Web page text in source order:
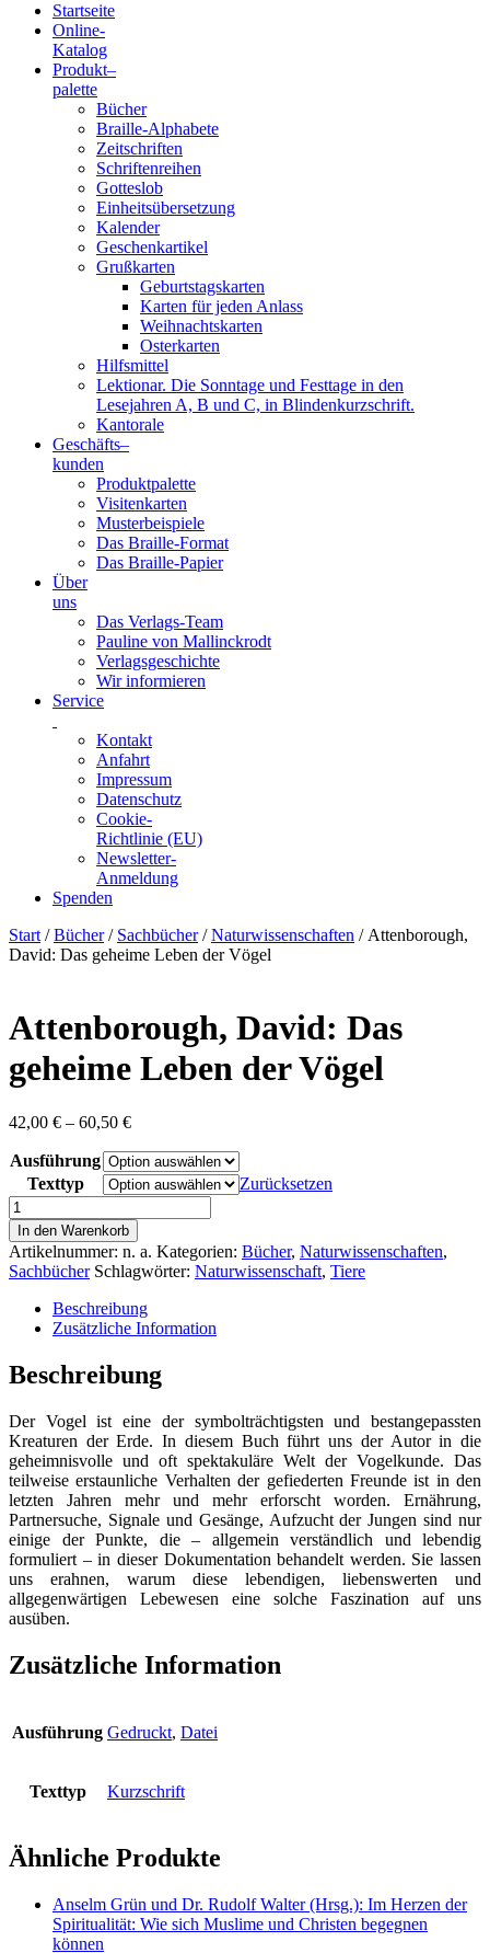
Blindenschrift-
Verlag
Druckerei
gGmbH
Startseite
Online-
Katalog
Produkt–
palette
Bücher
Braille-Alphabete
Zeitschriften
Schriftenreihen
Gotteslob
Einheitsübersetzung
Kalender
Geschenkartikel
Grußkarten
Geburtstagskarten
Karten für jeden Anlass
Weihnachtskarten
Osterkarten
Hilfsmittel
Lektionar. Die Sonntage und Festtage in den
Lesejahren A, B und C, in Blindenkurzschrift.
Kantorale
Geschäfts­–
kunden
Produktpalette
Visitenkarten
Musterbeispiele
Das Braille-Format
Das Braille-Papier
Über
uns
Das Verlags-Team
Pauline von Mallinckrodt
Verlagsgeschichte
Wir informieren
Service
Kontakt
Anfahrt
Impressum
Datenschutz
Cookie-
Richtlinie (EU)
Newsletter-
Anmeldung
Spenden
Skip
to
Start /Bücher/ Sachbücher/Naturwissenschaften / Attenborough,
David: Das geheime Leben der Vögel
Attenborough, David: Das
geheime Leben der Vögel
42,00 € – 60,50 €Preisspanne:
bis
60,50 €
Ausführung
Texttyp
Zurücksetzen
Attenborough,
David:
Das
geheime
Leben
Vögel
Menge
In den Warenkorb
Artikelnummer: n. a. Kategorien: Bücher, Naturwissenschaften,
Sachbücher Schlagwörter: Naturwissenschaft, Tiere
Beschreibung
Zusätzliche Information
Beschreibung
Der Vogel ist eine der symbolträchtigsten und bestangepassten
Kreaturen der Erde. In diesem Buch führt uns der Autor in die
geheimnisvolle und oft spektakuläre Welt der Vogelkunde. Das
teilweise erstaunliche Verhalten der gefiederten Freunde ist in den
letzten Jahren mehr und mehr erforscht worden. Ernährung,
Partnersuche, Signale und Gesänge, Aufzucht der Jungen sind nur
einige der Punkte, die – allgemein verständlich und lebendig
formuliert – in dieser Dokumentation behandelt werden. Sie lassen
uns erahnen, warum diese lebendigen, liebenswerten und
allgegenwärtigen Lebewesen eine solche Faszination auf uns
ausüben.
Zusätzliche Information
Ausführung Gedruckt, Datei
Texttyp Kurzschrift
Ähnliche Produkte
Anselm Grün und Dr. Rudolf Walter (Hrsg.): Im Herzen der
Spiritualität: Wie sich Muslime und Christen begegnen
können